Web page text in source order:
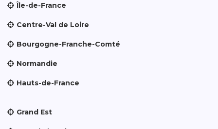
Île-de-France
Centre-Val de Loire
Bourgogne-Franche-Comté
Normandie
Hauts-de-France
Grand Est